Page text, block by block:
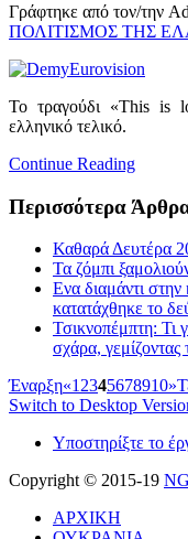
Γράφτηκε από τον/την
ΠΟΛΙΤΙΣΜΟΣ ΤΗΣ
Το τραγούδι «This is
ελληνικό τελικό.
Continue Reading
Περισσότερα
Καθαρά Δευτέρα
Τα ζόμπι
Ενα διαμάντι
κατατάχθηκε το
Τσικνοπέμπτη: Τι
σχάρα, γεμίζοντας
Έναρξη«1 2345678910»
Switch to Desktop
Υποστηρίξτε το
Copyright © 2015-19
ΑΡΧΙΚΗ